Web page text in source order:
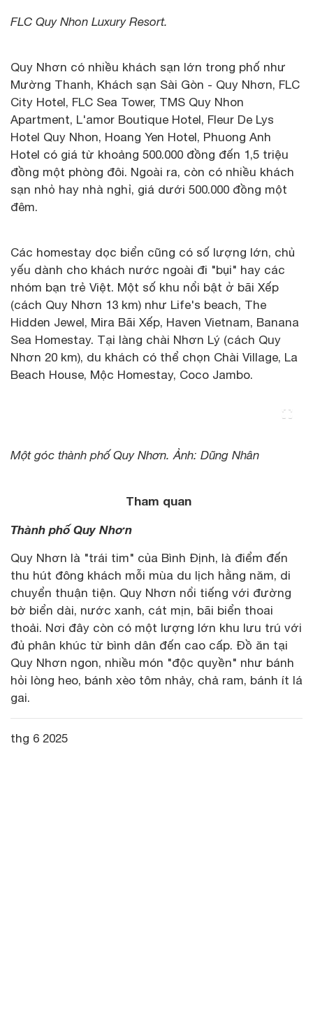
FLC Quy Nhon Luxury Resort.
Quy Nhơn có nhiều khách sạn lớn trong phố như
Mường Thanh, Khách sạn Sài Gòn - Quy Nhơn, FLC
City Hotel, FLC Sea Tower, TMS Quy Nhon
Apartment, L'amor Boutique Hotel, Fleur De Lys
Hotel Quy Nhon, Hoang Yen Hotel, Phuong Anh
Hotel có giá từ khoảng 500.000 đồng đến 1,5 triệu
đồng một phòng đôi. Ngoài ra, còn có nhiều khách
sạn nhỏ hay nhà nghỉ, giá dưới 500.000 đồng một
đêm.
Các homestay dọc biển cũng có số lượng lớn, chủ
yếu dành cho khách nước ngoài đi "bụi" hay các
nhóm bạn trẻ Việt. Một số khu nổi bật ở bãi Xếp
(cách Quy Nhơn 13 km) như Life's beach, The
Hidden Jewel, Mira Bãi Xếp, Haven Vietnam, Banana
Sea Homestay. Tại làng chài Nhơn Lý (cách Quy
Nhơn 20 km), du khách có thể chọn Chài Village, La
Beach House, Mộc Homestay, Coco Jambo.
Một góc thành phố Quy Nhơn. Ảnh: Dũng Nhân
Tham quan
Thành phố Quy Nhơn
Quy Nhơn là "trái tim" của Bình Định, là điểm đến
thu hút đông khách mỗi mùa du lịch hằng năm, di
chuyển thuận tiện. Quy Nhơn nổi tiếng với đường
bờ biển dài, nước xanh, cát mịn, bãi biển thoai
thoải. Nơi đây còn có một lượng lớn khu lưu trú với
đủ phân khúc từ bình dân đến cao cấp. Đồ ăn tại
Quy Nhơn ngon, nhiều món "độc quyền" như bánh
hỏi lòng heo, bánh xèo tôm nhảy, chả ram, bánh ít lá
gai.
thg 6 2025